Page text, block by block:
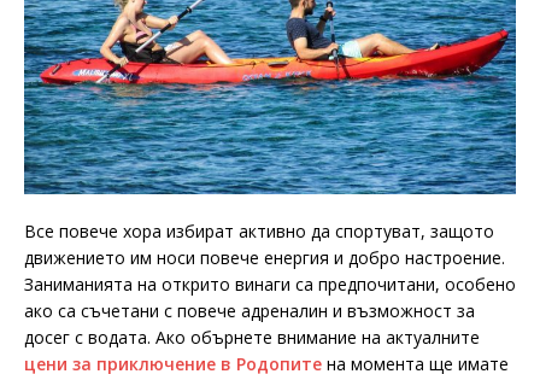
Все повече хора избират активно да спортуват, защото
движението им носи повече енергия и добро настроение.
Заниманията на открито винаги са предпочитани, особено
ако са съчетани с повече адреналин и възможност за
досег с водата. Ако обърнете внимание на актуалните
цени за приключение в Родопите на момента ще имате